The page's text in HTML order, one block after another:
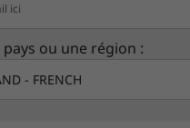
logiciels tiers
annuel complet du PC
ici
ou une région :
- FRENCH